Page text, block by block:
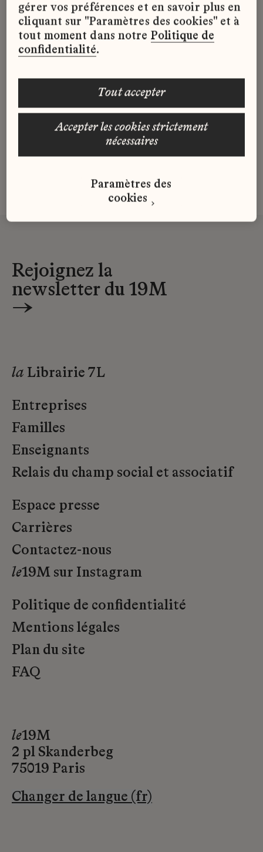
culturel, urbanistique et territorial,
qu’il met au service de partenaires et
clients français et étrangers selon
une méthode d’urbanisme culturel et
réalisation de projets culturels et
artistiques innovants.
En savoir plus
Rejoignez la
newsletter du 19M
→
la Librairie 7L
Entreprises
Familles
Enseignants
Relais du champ social et associatif
Espace presse
Carrières
Contactez-nous
le19M sur Instagram
Politique de confidentialité
Mentions légales
Plan du site
FAQ
le19M
2 pl Skanderbeg
75019 Paris
Changer de langue (fr)
gérer vos préférences et en savoir plus en
cliquant sur "Paramètres des cookies" et à
tout moment dans notre Politique de
confidentialité.
accepter les cookies strictement
nécessaires
tout accepter
Paramètres des
cookies